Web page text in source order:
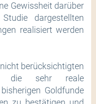
Gewissheit darüber
dargestellten
realisiert werden
berücksichtigten
die sehr reale
Goldfunde